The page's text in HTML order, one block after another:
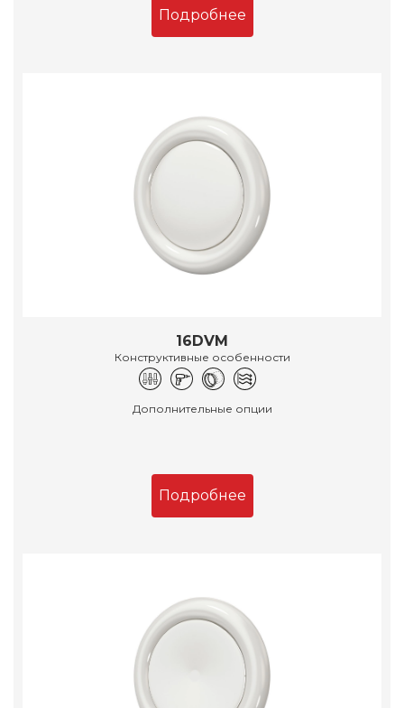
Подробнее
16DVM
Конструктивные особенности
Дополнительные опции
Подробнее